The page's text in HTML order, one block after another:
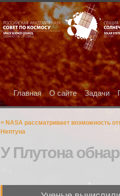
Главная О сайте Задачи
< NASA рассматривает возможность
Нептуна
У Плутона